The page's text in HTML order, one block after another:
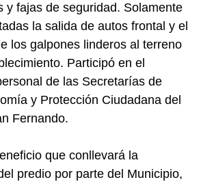
y fajas de seguridad. Solamente
la salida de autos frontal y el
los galpones linderos al terreno
Participó en el
de las Secretarías de
y Protección Ciudadana del
Fernando.
que conllevará la
predio por parte del Municipio,